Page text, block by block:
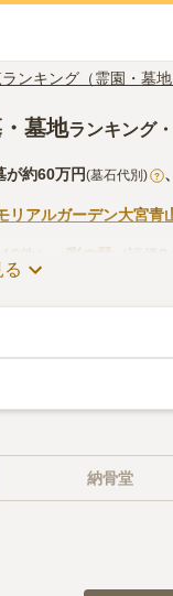
ンキング（霊園・墓地
墓地ランキング
が約60万円(墓石代別) ? 、
リアルガーデン大宮青
彩の栞
選ぶとよいでしょう
る
納骨堂